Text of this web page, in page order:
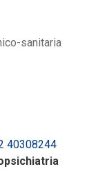
sanitaria
40308244